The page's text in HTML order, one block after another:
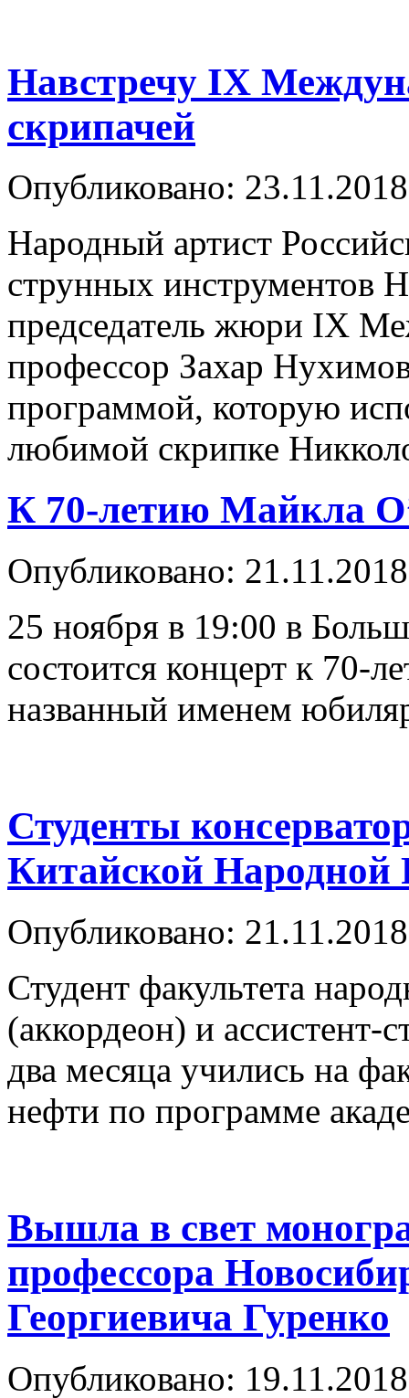
Навстречу IX
скрипачей
Опубликовано: 23.11.2018
Народный артист
струнных инструментов
председатель жюри IX
профессор Захар
программой, которую
любимой скрипке
К 70-летию Майкла
Опубликовано: 21.11.2018
25 ноября в 19:00 в
состоится концерт к 70-
названный именем
Студенты
Китайской Народной
Опубликовано: 21.11.2018
Студент факультета
(аккордеон) и
два месяца учились на
нефти по программе
Вышла в свет
профессора
Георгиевича Гуренко
Опубликовано: 19.11.2018